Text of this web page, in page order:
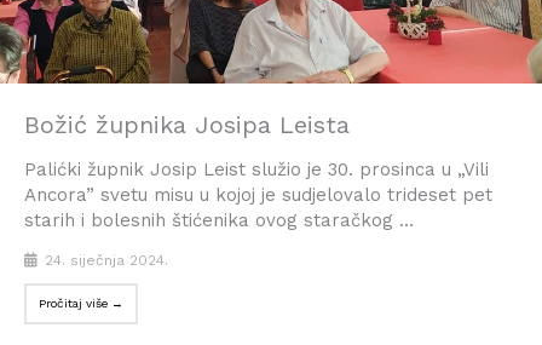
Božić župnika Josipa Leista
Palićki župnik Josip Leist služio je 30. prosinca u „Vili
Ancora” svetu misu u kojoj je sudjelovalo trideset pet
starih i bolesnih štićenika ovog staračkog ...
24. siječnja 2024.
Pročitaj više →